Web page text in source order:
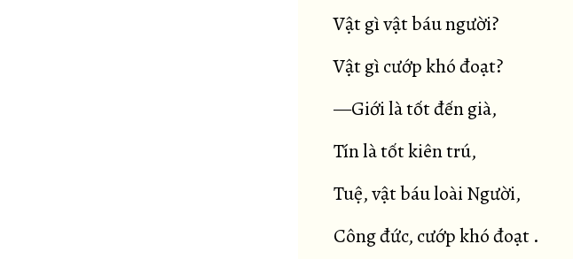
Vật gì vật báu người?
Vật gì cướp khó đoạt?
—Giới là tốt đến già,
Tín là tốt kiên trú,
Tuệ, vật báu loài Người,
Công đức, cướp khó đoạt .